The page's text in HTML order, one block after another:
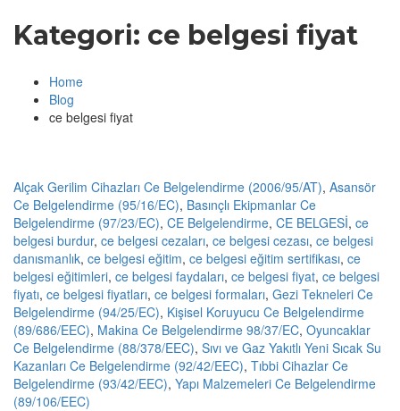
Kategori: ce belgesi fiyat
Home
Blog
ce belgesi fiyat
Alçak Gerilim Cihazları Ce Belgelendirme (2006/95/AT), Asansör
Ce Belgelendirme (95/16/EC), Basınçlı Ekipmanlar Ce
Belgelendirme (97/23/EC), CE Belgelendirme, CE BELGESİ, ce
belgesi burdur, ce belgesi cezaları, ce belgesi cezası, ce belgesi
danısmanlık, ce belgesi eğitim, ce belgesi eğitim sertifikası, ce
belgesi eğitimleri, ce belgesi faydaları, ce belgesi fiyat, ce belgesi
fiyatı, ce belgesi fiyatları, ce belgesi formaları, Gezi Tekneleri Ce
Belgelendirme (94/25/EC), Kişisel Koruyucu Ce Belgelendirme
(89/686/EEC), Makina Ce Belgelendirme 98/37/EC, Oyuncaklar
Ce Belgelendirme (88/378/EEC), Sıvı ve Gaz Yakıtlı Yeni Sıcak Su
Kazanları Ce Belgelendirme (92/42/EEC), Tıbbi Cihazlar Ce
Belgelendirme (93/42/EEC), Yapı Malzemeleri Ce Belgelendirme
(89/106/EEC)